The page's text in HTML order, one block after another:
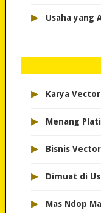
▸ Usaha yang
▸ Karya
▸ Menang
▸ Bisnis
▸ Dimuat di
▸ Mas Ndop